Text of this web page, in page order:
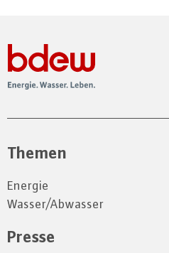
Themen
Energie
Wasser/Abwasser
Presse